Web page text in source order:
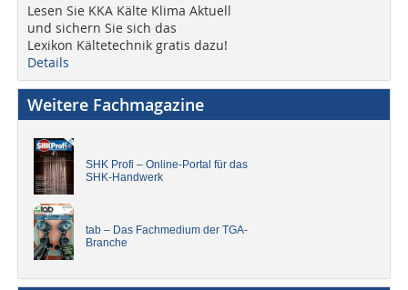
Lesen Sie KKA Kälte Klima Aktuell
und sichern Sie sich das
Lexikon Kältetechnik gratis dazu!
Details
Weitere Fachmagazine
SHK Profi – Online-Portal für das
SHK-Handwerk
tab – Das Fachmedium der TGA-
Branche